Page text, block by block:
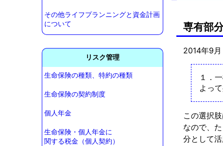
その他ライフプランニングと資金計画
について
リスク管理
生命保険の種類、特約の種類
生命保険の契約制度
個人年金
生命保険・個人年金に
関する税金（個人契約）
専有部
2014年9
１．
よっ
この選択肢
なので、
分として